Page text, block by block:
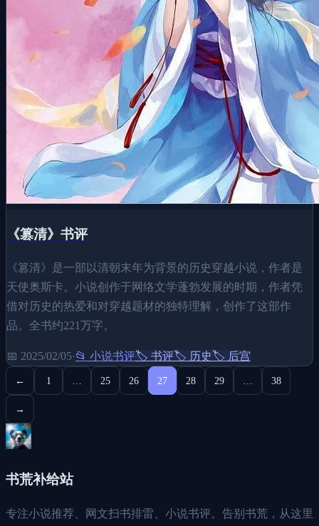
《篡清》书评
《篡清》是一部以清朝末年为背景的历史穿越小说，作者是
天使奥斯卡。小说创作于网络文学蓬勃发展的时期，作者凭
借对历史的热爱和对穿越题材的独特理解，创作了这部作
品。全书约221万字。
📅 2025/02/05·📂 小说书评🏷️ 书评🏷️ 历史🏷️ 后宫
← 1 25 26 27 28 29 38
→
书荒补给站
专注小说推荐、网文扫书排雷、小说书评。告别书荒，从这里